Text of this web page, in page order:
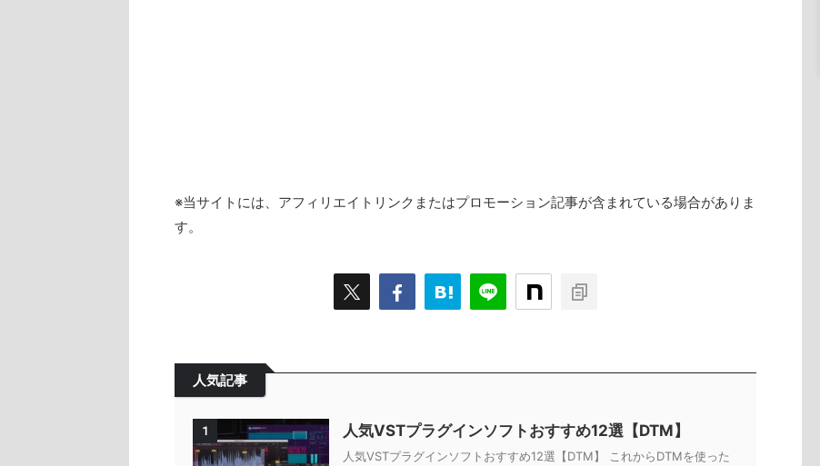
※当サイトには、アフィリエイトリンクまたはプロモーション記事が含まれている場合がありま
す。
人気記事
1 人気VSTプラグインソフトおすすめ12選【DTM】
人気VSTプラグインソフトおすすめ12選【DTM】 これからDTMを使った